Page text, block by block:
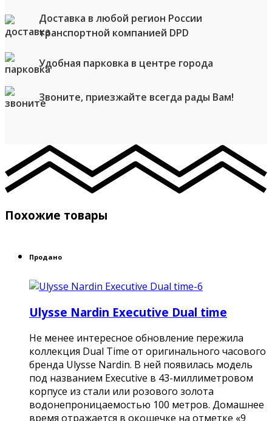
Доставка в любой регион России
транспортной компанией DPD
Удобная парковка в центре города
Звоните, приезжайте всегда рады Вам!
Похожие товары
Продано
Ulysse Nardin Executive Dual time
Не менее интересное обновление пережила
коллекция Dual Time от оригинального часового
бренда Ulysse Nardin. В ней появилась модель
под названием Executive в 43-миллиметровом
корпусе из стали или розового золота
водонепроницаемостью 100 метров. Домашнее
время отражается в окошечке на отметке «9